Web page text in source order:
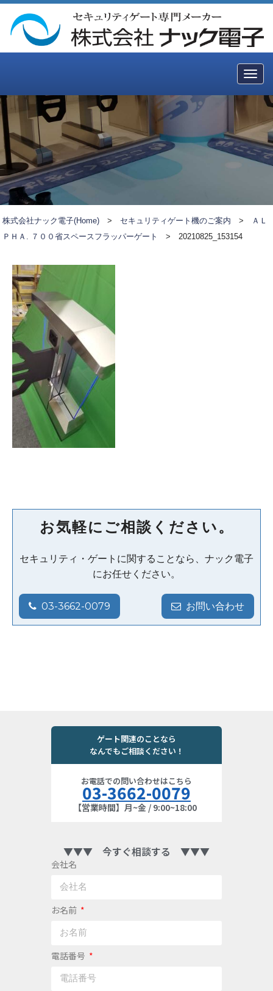
株式会社ナック電子(Home) > セキュリティゲート機のご案内 >
ＡＬ
ＰＨＡ. ７００省スペースフラッパーゲート
> 20210825_153154
お気軽にご相談ください。
セキュリティ・ゲートに関することなら、ナック電子
にお任せください。
03-3662-0079 お問い合わせ
ゲート関連のことなら
なんでもご相談ください！
お電話での問い合わせはこちら
03-3662-0079
【営業時間】月~金 / 9:00~18:00
▼▼▼ 今すぐ相談する ▼▼▼
会社名
お名前
電話番号